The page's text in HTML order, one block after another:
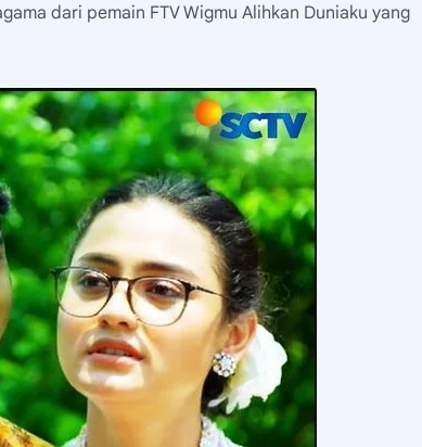
dari pemain FTV Wigmu Alihkan Duniaku yang